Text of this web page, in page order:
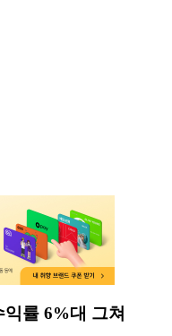
률 6%대 그쳐